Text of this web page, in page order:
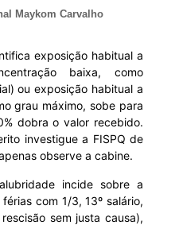
Maykom Carvalho
exposição habitual a
baixa, como
ou exposição habitual a
grau máximo, sobe para
dobra o valor recebido.
investigue a FISPQ de
observe a cabine.
incide sobre a
com 1/3, 13º salário,
sem justa causa),